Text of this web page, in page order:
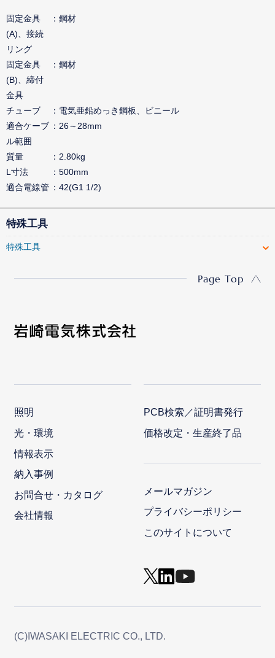
固定金具
(A)、接続
リング
鋼材
固定金具
(B)、締付
金具
鋼材
チューブ
電気亜鉛めっき鋼板、ビニール
適合ケーブ
ル範囲
26～28mm
質量
2.80kg
L寸法
500mm
適合電線管
42(G1 1/2)
特殊工具
特殊工具
Page Top
照明
光・環境
情報表示
納入事例
お問合せ・カタログ
会社情報
PCB検索／証明書発行
価格改定・生産終了品
メールマガジン
プライバシーポリシー
このサイトについて
(C)IWASAKI ELECTRIC CO., LTD.